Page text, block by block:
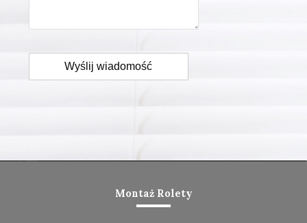
Wyślij wiadomość
Montaż Rolety